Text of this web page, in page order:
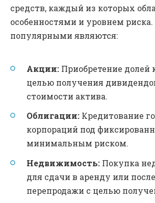
средств, каждый из которых
особенностями и уровнем
популярными являются:
Акции: Приобретение долей
целью получения
стоимости актива.
Облигации: Кредитование
корпораций под
минимальным риском.
Недвижимость: Покупка
для сдачи в аренду или
перепродажи с целью